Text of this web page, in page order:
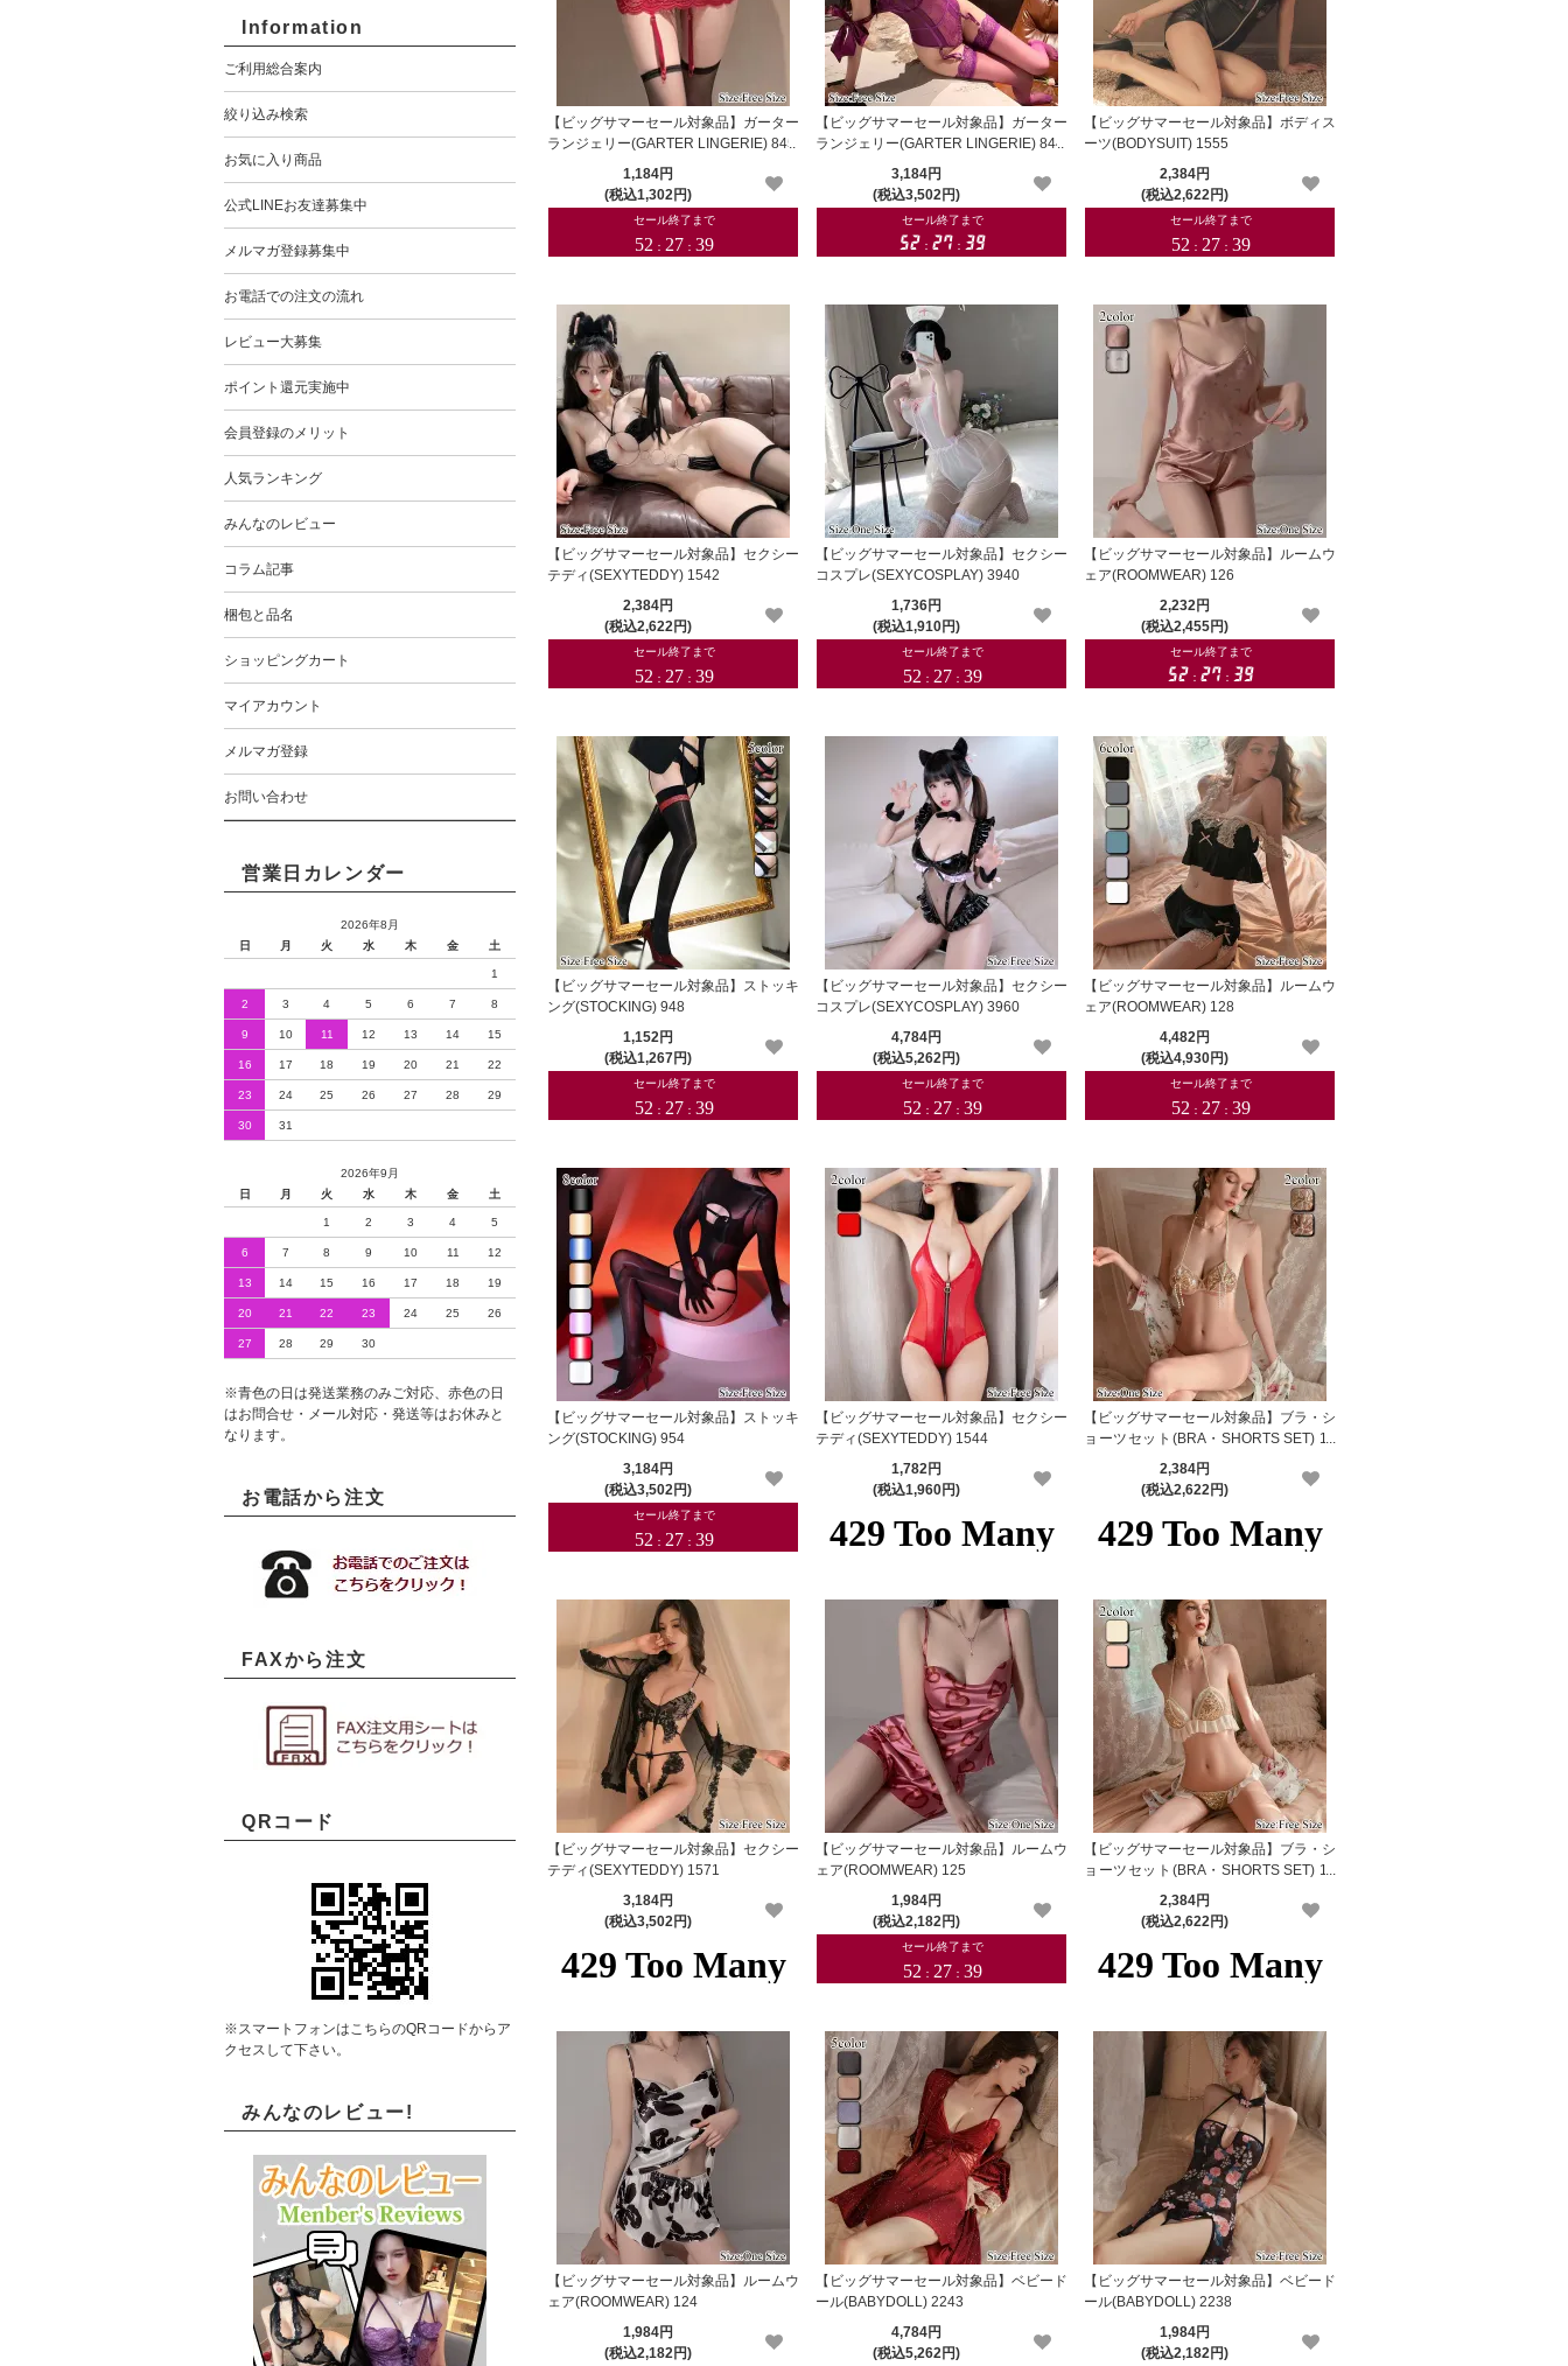
【ビッグサマーセール対象品】ガーター
ランジェリー(GARTER LINGERIE) 845
1,184円
(税込1,302円)
【ビッグサマーセール対象品】ガーター
ランジェリー(GARTER LINGERIE) 844
3,184円
(税込3,502円)
【ビッグサマーセール対象品】ボディス
ーツ(BODYSUIT) 1555
2,384円
(税込2,622円)
【ビッグサマーセール対象品】セクシー
テディ(SEXYTEDDY) 1542
2,384円
(税込2,622円)
【ビッグサマーセール対象品】セクシー
コスプレ(SEXYCOSPLAY) 3940
1,736円
(税込1,910円)
【ビッグサマーセール対象品】ルームウ
ェア(ROOMWEAR) 126
2,232円
(税込2,455円)
【ビッグサマーセール対象品】ストッキ
ング(STOCKING) 948
1,152円
(税込1,267円)
【ビッグサマーセール対象品】セクシー
コスプレ(SEXYCOSPLAY) 3960
4,784円
(税込5,262円)
【ビッグサマーセール対象品】ルームウ
ェア(ROOMWEAR) 128
4,482円
(税込4,930円)
【ビッグサマーセール対象品】ストッキ
ング(STOCKING) 954
3,184円
(税込3,502円)
【ビッグサマーセール対象品】セクシー
テディ(SEXYTEDDY) 1544
1,782円
(税込1,960円)
【ビッグサマーセール対象品】ブラ・シ
ョーツセット(BRA・SHORTS SET) 10
2,384円
(税込2,622円)
【ビッグサマーセール対象品】セクシー
テディ(SEXYTEDDY) 1571
3,184円
(税込3,502円)
【ビッグサマーセール対象品】ルームウ
ェア(ROOMWEAR) 125
1,984円
(税込2,182円)
【ビッグサマーセール対象品】ブラ・シ
ョーツセット(BRA・SHORTS SET) 10
2,384円
(税込2,622円)
【ビッグサマーセール対象品】ルームウ
ェア(ROOMWEAR) 124
1,984円
(税込2,182円)
【ビッグサマーセール対象品】ベビード
ール(BABYDOLL) 2243
4,784円
(税込5,262円)
【ビッグサマーセール対象品】ベビード
ール(BABYDOLL) 2238
1,984円
(税込2,182円)
Information
ご利用総合案内
絞り込み検索
お気に入り商品
公式LINEお友達募集中
メルマガ登録募集中
お電話での注文の流れ
レビュー大募集
ポイント還元実施中
会員登録のメリット
人気ランキング
みんなのレビュー
コラム記事
梱包と品名
ショッピングカート
マイアカウント
メルマガ登録
お問い合わせ
営業日カレンダー
2026年8月
日
月 火 水 木 金 土
1
2 3 4 5 6 7 8
9 10 11 12 13 14 15
16 17 18 19 20 21 22
23 24 25 26 27 28 29
30 31
2026年9月
日
月 火 水 木 金 土
1 2 3 4 5
6 7 8 9 10 11 12
13 14 15 16 17 18 19
20 21 22 23 24 25 26
27 28 29 30
※青色の日は発送業務のみご対応、赤色の日
はお問合せ・メール対応・発送等はお休みと
なります。
お電話から注文
FAXから注文
QRコード
※スマートフォンはこちらのQRコードからア
クセスして下さい。
みんなのレビュー!